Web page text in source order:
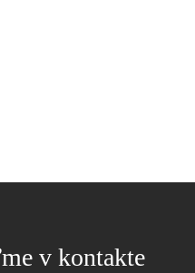
v kontakte